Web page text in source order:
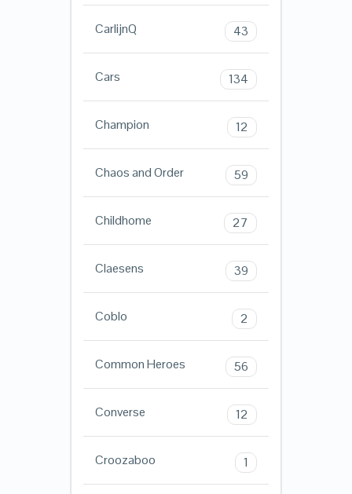
CarlijnQ 43
Cars 134
Champion 12
Chaos and Order 59
Childhome 27
Claesens 39
Coblo 2
Common Heroes 56
Converse 12
Croozaboo 1